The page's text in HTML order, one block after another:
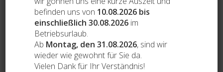
Nuaca
Print Marketing
befinden uns von 10.08.2026 bis
einschließlich 30.08.2026 im
Betriebsurlaub.
Ab Montag, den 31.08.2026, sind wir
wieder wie gewohnt für Sie da.
Vielen Dank für Ihr Verständnis!